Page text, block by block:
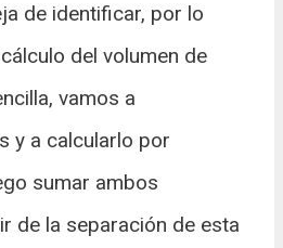
de identificar, por lo
del volumen de
vamos a
y a calcularlo por
sumar ambos
de la separación de esta